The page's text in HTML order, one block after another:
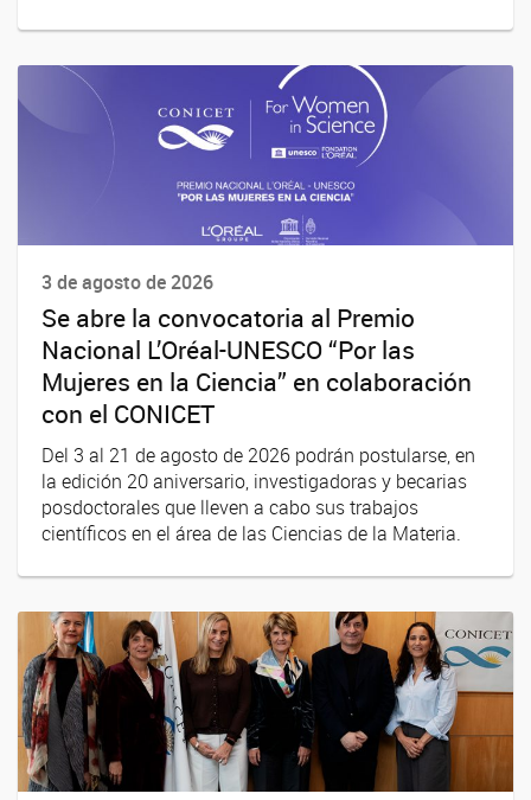
3 de agosto de 2026
Se abre la convocatoria al Premio
Nacional L’Oréal-UNESCO “Por las
Mujeres en la Ciencia” en colaboración
con el CONICET
Del 3 al 21 de agosto de 2026 podrán postularse, en
la edición 20 aniversario, investigadoras y becarias
posdoctorales que lleven a cabo sus trabajos
científicos en el área de las Ciencias de la Materia.